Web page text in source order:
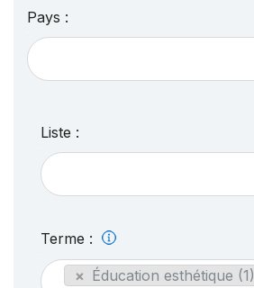
Pays :
Liste :
Terme :
× Éducation esthétique (1)